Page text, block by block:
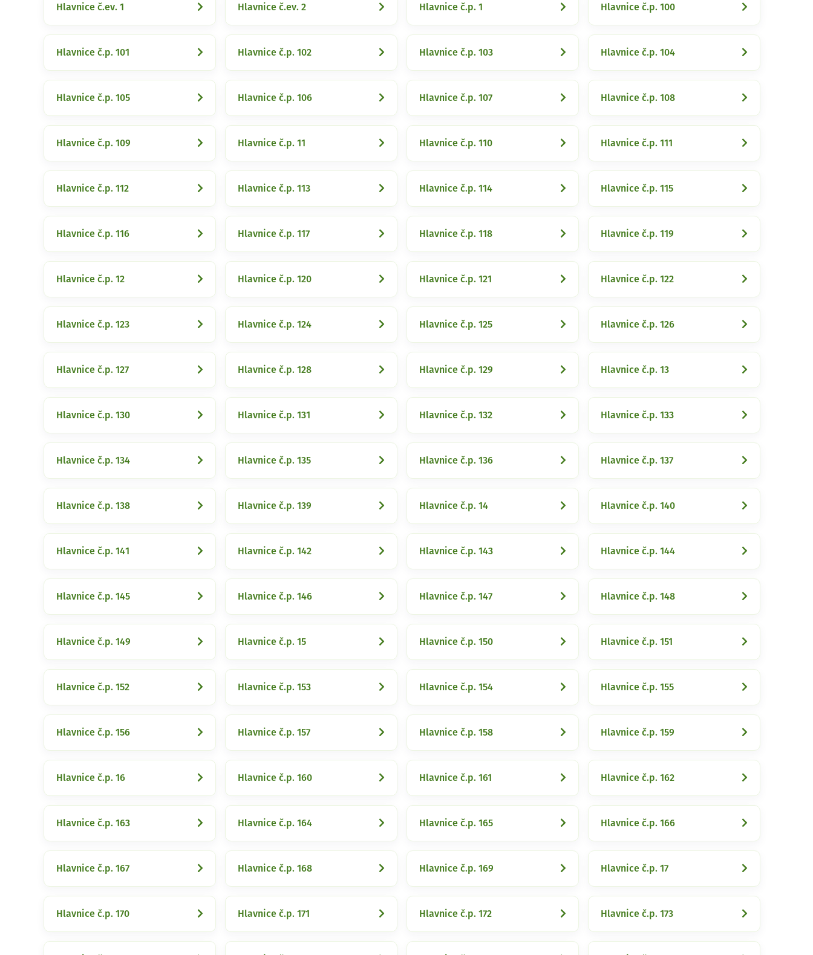
Hlavnice č.ev. 1 Hlavnice č.ev. 2 Hlavnice č.p. 1 Hlavnice č.p. 100
Hlavnice č.p. 101 Hlavnice č.p. 102 Hlavnice č.p. 103 Hlavnice č.p. 104
Hlavnice č.p. 105 Hlavnice č.p. 106 Hlavnice č.p. 107 Hlavnice č.p. 108
Hlavnice č.p. 109 Hlavnice č.p. 11 Hlavnice č.p. 110 Hlavnice č.p. 111
Hlavnice č.p. 112 Hlavnice č.p. 113 Hlavnice č.p. 114 Hlavnice č.p. 115
Hlavnice č.p. 116 Hlavnice č.p. 117 Hlavnice č.p. 118 Hlavnice č.p. 119
Hlavnice č.p. 12 Hlavnice č.p. 120 Hlavnice č.p. 121 Hlavnice č.p. 122
Hlavnice č.p. 123 Hlavnice č.p. 124 Hlavnice č.p. 125 Hlavnice č.p. 126
Hlavnice č.p. 127 Hlavnice č.p. 128 Hlavnice č.p. 129 Hlavnice č.p. 13
Hlavnice č.p. 130 Hlavnice č.p. 131 Hlavnice č.p. 132 Hlavnice č.p. 133
Hlavnice č.p. 134 Hlavnice č.p. 135 Hlavnice č.p. 136 Hlavnice č.p. 137
Hlavnice č.p. 138 Hlavnice č.p. 139 Hlavnice č.p. 14 Hlavnice č.p. 140
Hlavnice č.p. 141 Hlavnice č.p. 142 Hlavnice č.p. 143 Hlavnice č.p. 144
Hlavnice č.p. 145 Hlavnice č.p. 146 Hlavnice č.p. 147 Hlavnice č.p. 148
Hlavnice č.p. 149 Hlavnice č.p. 15 Hlavnice č.p. 150 Hlavnice č.p. 151
Hlavnice č.p. 152 Hlavnice č.p. 153 Hlavnice č.p. 154 Hlavnice č.p. 155
Hlavnice č.p. 156 Hlavnice č.p. 157 Hlavnice č.p. 158 Hlavnice č.p. 159
Hlavnice č.p. 16 Hlavnice č.p. 160 Hlavnice č.p. 161 Hlavnice č.p. 162
Hlavnice č.p. 163 Hlavnice č.p. 164 Hlavnice č.p. 165 Hlavnice č.p. 166
Hlavnice č.p. 167 Hlavnice č.p. 168 Hlavnice č.p. 169 Hlavnice č.p. 17
Hlavnice č.p. 170 Hlavnice č.p. 171 Hlavnice č.p. 172 Hlavnice č.p. 173